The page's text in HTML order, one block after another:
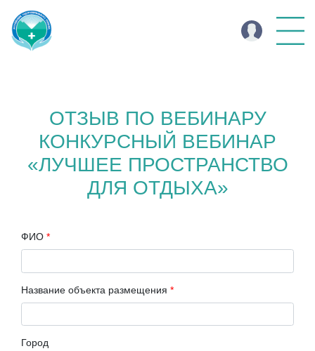
ОТЗЫВ ПО ВЕБИНАРУ
КОНКУРСНЫЙ ВЕБИНАР
«ЛУЧШЕЕ ПРОСТРАНСТВО
ДЛЯ ОТДЫХА»
ФИО *
Название объекта размещения *
Город